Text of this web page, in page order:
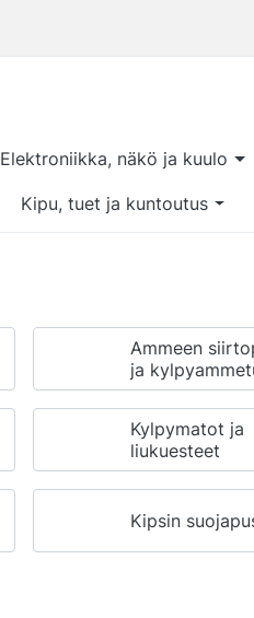
Elektroniikka, näkö ja kuulo
Kipu, tuet ja kuntoutus
Ammeen
ja
Kylpymatot ja
liukuesteet
Kipsin